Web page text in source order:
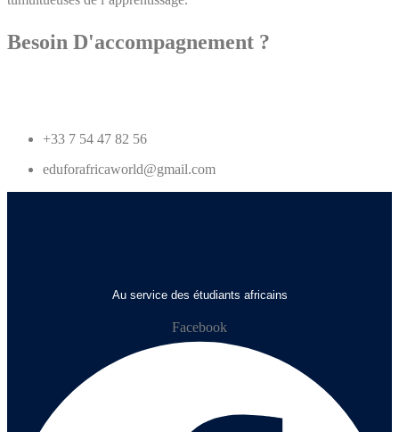
Besoin D'accompagnement ?
+33 7 54 47 82 56
eduforafricaworld@gmail.com
Au service des étudiants africains
Facebook